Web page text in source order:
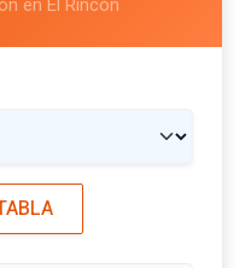
en El Rincón